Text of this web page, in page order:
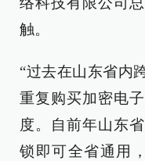
触。
“过去在山东省内
重复购买加密电
度。自前年山东
锁即可全省通用